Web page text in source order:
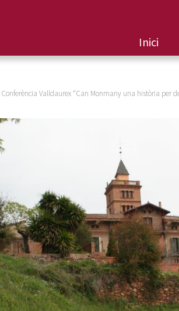
Inici
Conferència Valldaurex “Can Monmany una història per